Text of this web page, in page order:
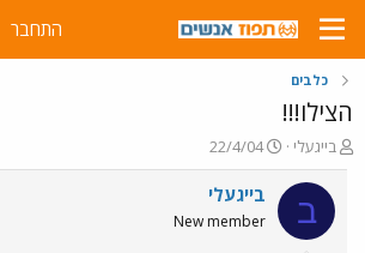
התחבר
כלבים
הצילו!!!
פ
ו
ת
ח
ה
בייגעלי
פ
ו
ר
ם
22/4/04
ב בייגעלי
New member